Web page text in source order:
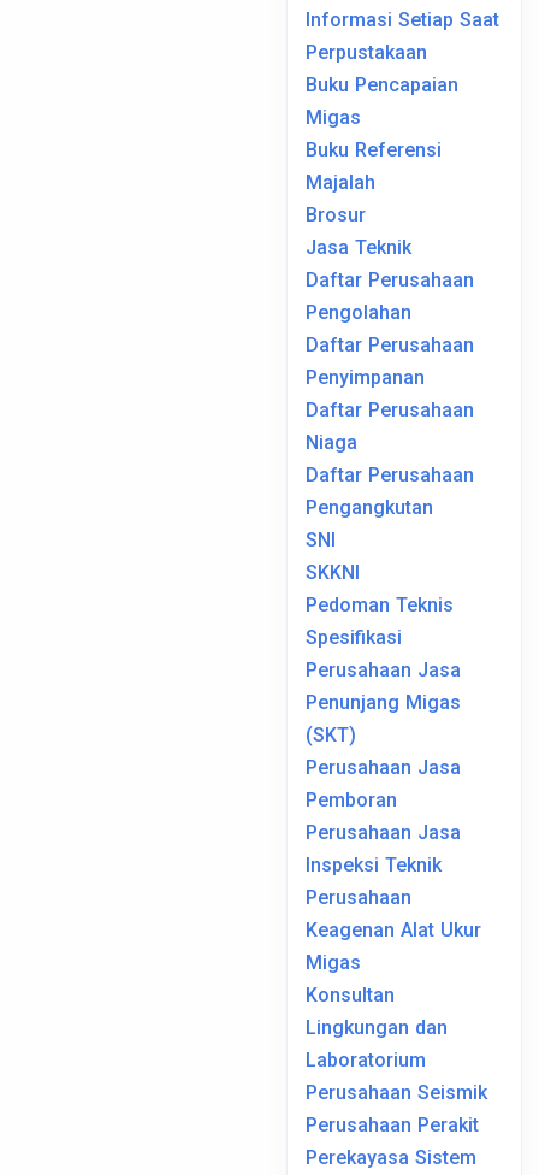
Informasi Setiap Saat
Perpustakaan
Buku Pencapaian
Migas
Buku Referensi
Majalah
Brosur
Jasa Teknik
Daftar Perusahaan
Pengolahan
Daftar Perusahaan
Penyimpanan
Daftar Perusahaan
Niaga
Daftar Perusahaan
Pengangkutan
SNI
SKKNI
Pedoman Teknis
Spesifikasi
Perusahaan Jasa
Penunjang Migas
(SKT)
Perusahaan Jasa
Pemboran
Perusahaan Jasa
Inspeksi Teknik
Perusahaan
Keagenan Alat Ukur
Migas
Konsultan
Lingkungan dan
Laboratorium
Perusahaan Seismik
Perusahaan Perakit
Perekayasa Sistem